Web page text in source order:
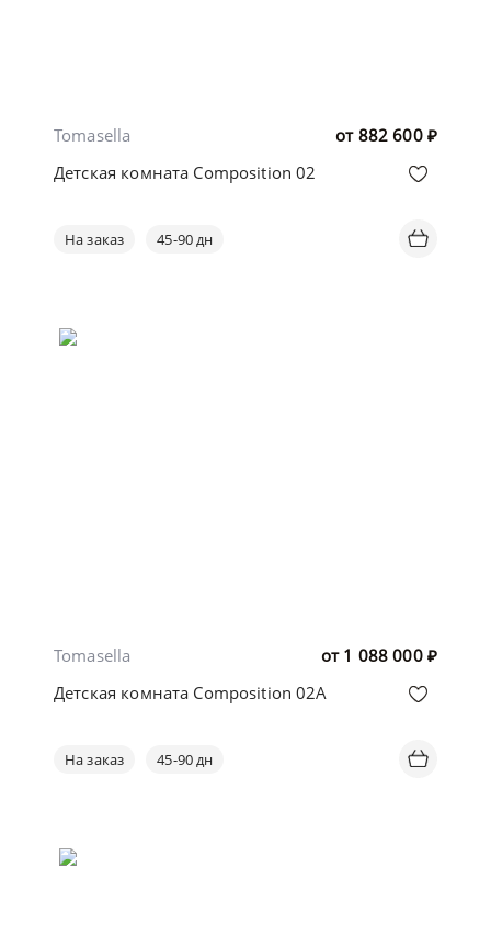
от 882 600 ₽
Tomasella
Детская комната Composition 02
На заказ 45-90 дн
от 1 088 000 ₽
Tomasella
Детская комната Composition 02A
На заказ 45-90 дн